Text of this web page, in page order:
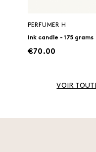
PERFUMER H
Ink candle - 175 grams
€70.00
VOIR